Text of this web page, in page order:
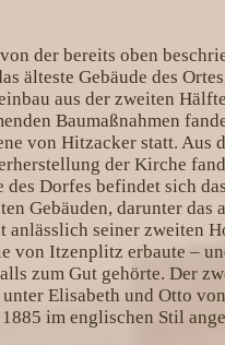
der bereits oben
älteste Gebäude des
aus der zweiten
Baumaßnahmen
von Hitzacker statt. Aus
der Kirche
des Dorfes befindet sich
Gebäuden, darunter das
anlässlich seiner zweiten
von Itzenplitz erbaute –
zum Gut gehörte. Der
Elisabeth und Otto
im englischen Stil